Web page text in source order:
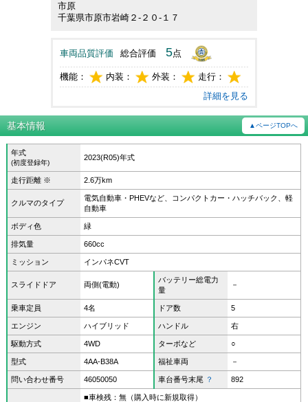
市原
千葉県市原市岩崎２‐２０‐１７
車両品質評価 総合評価 5点
機能： 内装： 外装：
走行：
詳細を見る
基本情報 ▲ページTOPへ
年式
(初度登録年)
2023(R05)年式
走行距離 ※ 2.6万km
クルマのタイプ
電気自動車・PHEVなど、コンパクトカー・ハッチバック、軽
自動車
ボディ色 緑
排気量 660cc
ミッション インパネCVT
スライドドア 両側(電動)
バッテリー総電力
量
－
乗車定員 4名 ドア数 5
エンジン ハイブリッド ハンドル 右
駆動方式 4WD ターボなど ○
型式 4AA-B38A 福祉車両 －
問い合わせ番号 46050050 車台番号末尾 ？ 892
■車検残：無（購入時に新規取得）